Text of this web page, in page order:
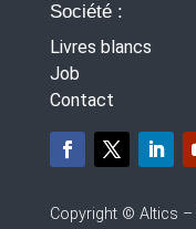
Société :
Livres blancs
Job
Contact
Copyright © Altics –